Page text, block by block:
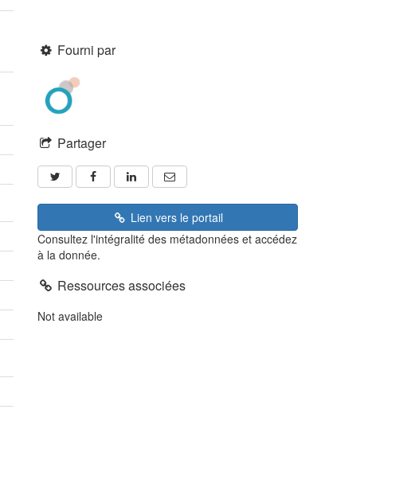
Fourni par
Partager
Lien vers le portail
Consultez l'intégralité des métadonnées et accédez
à la donnée.
Ressources associées
Not available